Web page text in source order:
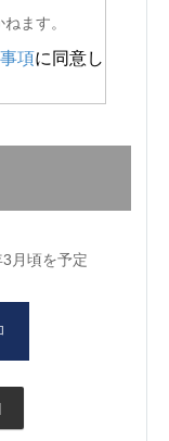
ます。
項に同意し
月頃を予定